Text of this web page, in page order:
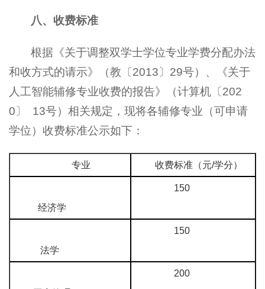
八、收费标准
根据《关于调整双学士学位专业学费分配办法
和收方式的请示》（教〔2013〕29号）、《关于
人工智能辅修专业收费的报告》（计算机〔202
0〕 13号）相关规定，现将各辅修专业（可申请
学位）收费标准公示如下：
专业 收费标准（元/学分）
经济学
150
法学
150
200